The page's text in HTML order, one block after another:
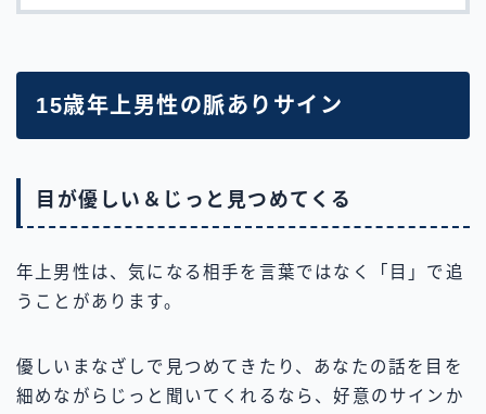
15歳年上男性の脈ありサイン
目が優しい＆じっと見つめてくる
年上男性は、気になる相手を言葉ではなく「目」で追
うことがあります。
優しいまなざしで見つめてきたり、あなたの話を目を
細めながらじっと聞いてくれるなら、好意のサインか